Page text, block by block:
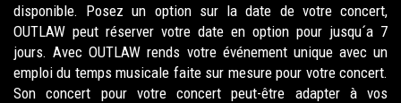
disponible. Posez un option sur la date de votre concert,
OUTLAW peut réserver votre date en option pour jusqu´a 7
jours. Avec OUTLAW rends votre événement unique avec un
emploi du temps musicale faite sur mesure pour votre concert.
Son concert pour votre concert peut-être adapter à vos